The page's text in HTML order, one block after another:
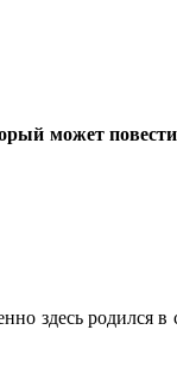
может повести
здесь родился в